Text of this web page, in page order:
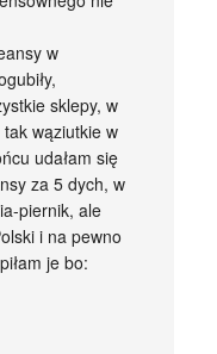
w
sklepy, w
wąziutkie w
udałam się
za 5 dych, w
piernik, ale
i na pewno
je bo: